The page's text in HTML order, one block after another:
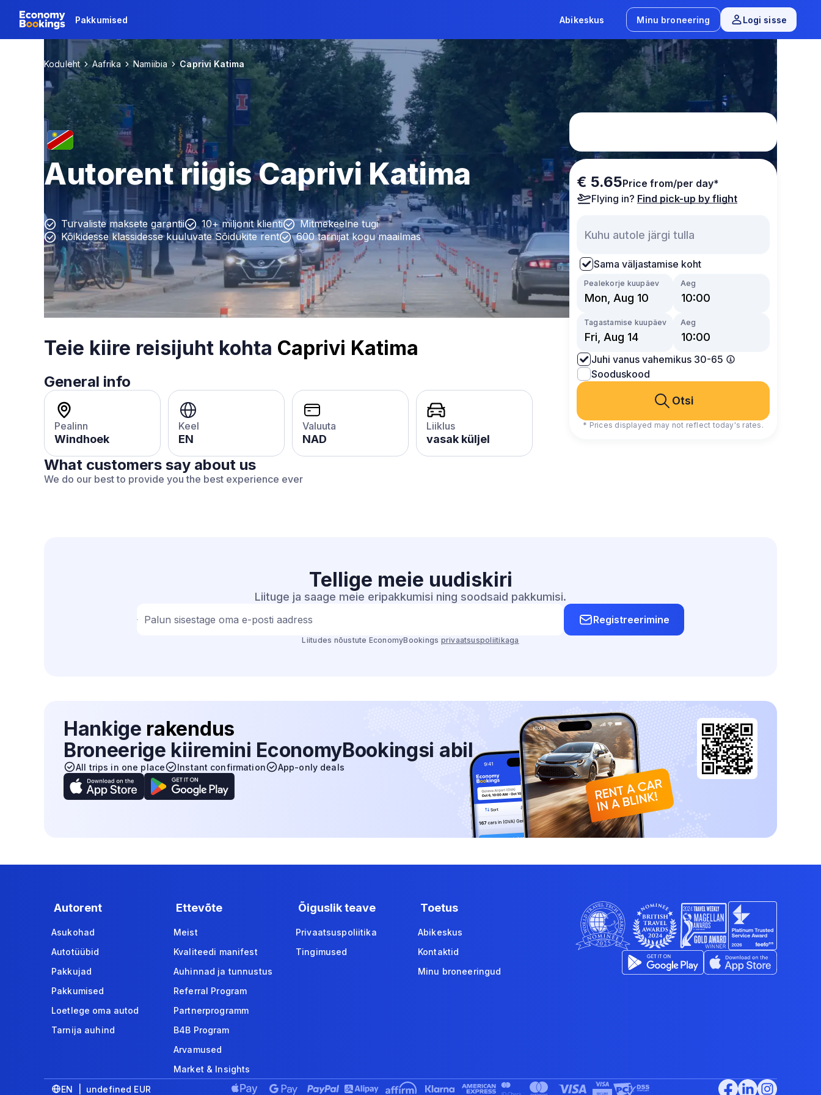
Pakkumised Abikeskus Minu broneering Logi sisse
Koduleht Aafrika Namiibia Caprivi Katima
Autorent riigisCaprivi Katima
Turvaliste maksete garantii 10+ miljonit klienti
Mitmekeelne tugi
Kõikidesse klassidesse kuuluvate Sõidukite rent
600 tarnijat kogu maailmas
€ 5.65Price from/per day*
Flying in? Find pick-up by flight
Sama väljastamise koht
Pealekorje kuupäev Aeg
Tagastamise kuupäev Aeg
Juhi vanus vahemikus 30-65
Sooduskood
Otsi
* Prices displayed may not reflect today's rates.
Teie kiire reisijuht kohta Caprivi Katima
General info
Pealinn
Windhoek
Keel
EN
Valuuta
NAD
Liiklus
vasak küljel
What customers say about us
We do our best to provide you the best experience ever
Tellige meie uudiskiri
Liituge ja saage meie eripakkumisi ning soodsaid pakkumisi.
Palun sisestage oma e-posti aadress Registreerimine
Liitudes nõustute EconomyBookings privaatsuspoliitikaga
Hankige rakendus
Broneerige kiiremini EconomyBookingsi abil
All trips in one place Instant confirmation App-only deals
Autorent
Asukohad
Autotüübid
Pakkujad
Pakkumised
Loetlege oma autod
Tarnija auhind
Ettevõte
Meist
Kvaliteedi manifest
Auhinnad ja tunnustus
Referral Program
Partnerprogramm
B4B Program
Arvamused
Market & Insights
Õiguslik teave
Privaatsuspoliitika
Tingimused
Toetus
Abikeskus
Kontaktid
Minu broneeringud
EN | undefined EUR